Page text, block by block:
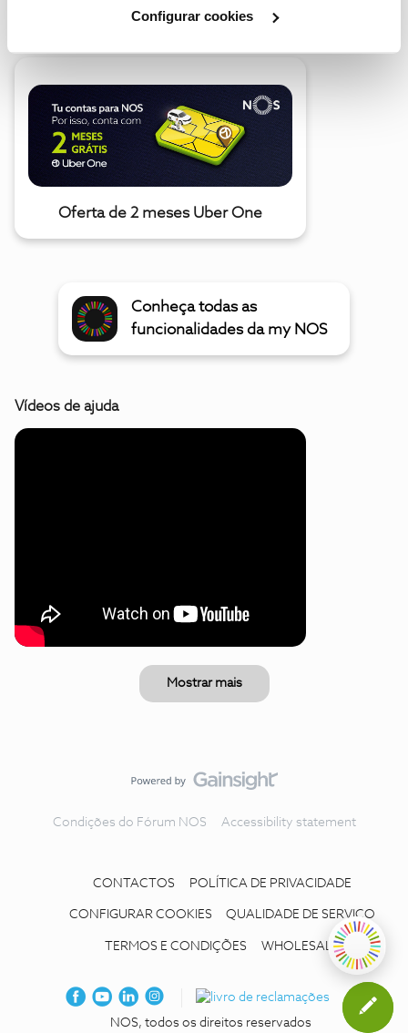
Configurar cookies
Oferta de 2 meses Uber One
Conheça todas as
funcionalidades da my NOS
Vídeos de ajuda
Mostrar mais
Condições do Fórum NOS Accessibility statement
CONTACTOS POLÍTICA DE PRIVACIDADE
CONFIGURAR COOKIES QUALIDADE DE SERVIÇO
TERMOS E CONDIÇÕES WHOLESALE
NOS, todos os direitos reservados